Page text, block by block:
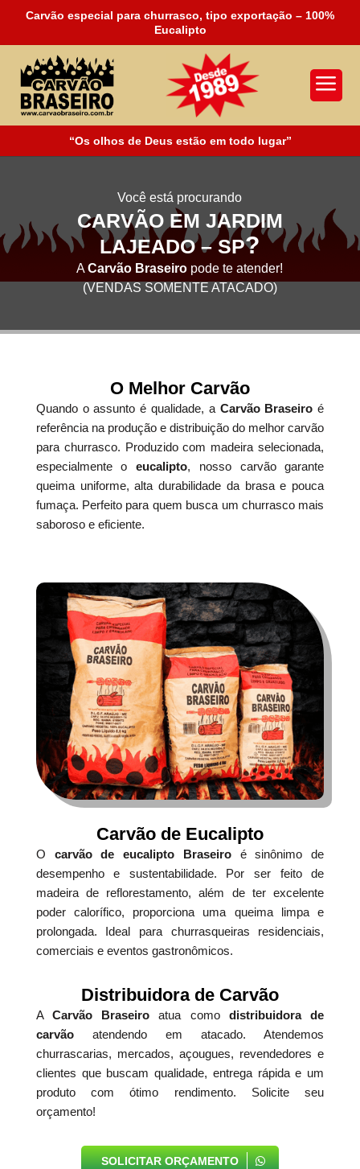
Carvão especial para churrasco, tipo exportação – 100%
Eucalipto
a
“Os olhos de Deus estão em todo lugar”
Você está procurando
CARVÃO EM JARDIM
LAJEADO – SP?
ACarvão Braseiro pode te atender!
(VENDAS SOMENTE ATACADO)
O Melhor Carvão
Quando o assunto é qualidade, a Carvão Braseiro é
referência na produção e distribuição do melhor carvão
para churrasco. Produzido com madeira selecionada,
especialmente oeucalipto, nosso carvão garante
queima uniforme, alta durabilidade da brasa e pouca
fumaça. Perfeito para quem busca um churrasco mais
saboroso e eficiente.
Carvão de Eucalipto
O carvão de eucalipto Braseiroé sinônimo de
desempenho e sustentabilidade. Por ser feito de
madeira de reflorestamento, além de ter excelente
poder calorífico, proporciona uma queima limpa e
prolongada. Ideal para churrasqueiras residenciais,
comerciais e eventos gastronômicos.
Distribuidora de Carvão
ACarvão Braseiro atua como distribuidora de
carvãoatendendo em atacado. Atendemos
churrascarias, mercados, açougues, revendedores e
clientes que buscam qualidade, entrega rápida e um
produto com ótimo rendimento. Solicite seu
orçamento!
SOLICITAR ORÇAMENTO